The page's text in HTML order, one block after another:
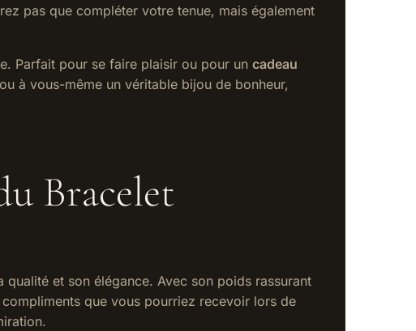
pas que compléter votre tenue, mais également
Parfait pour se faire plaisir ou pour un cadeau
à vous-même un véritable bijou de bonheur,
Bracelet
et son élégance. Avec son poids rassurant
que vous pourriez recevoir lors de